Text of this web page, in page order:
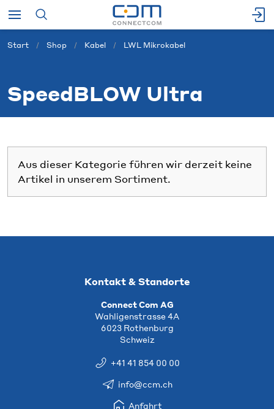
Start Shop Kabel LWL Mikrokabel
SpeedBLOW Ultra
Aus dieser Kategorie führen wir derzeit keine
Artikel in unserem Sortiment.
Kontakt & Standorte
Connect Com AG
Wahligenstrasse 4A
6023 Rothenburg
Schweiz
+41 41 854 00 00
info@ccm.ch
Anfahrt